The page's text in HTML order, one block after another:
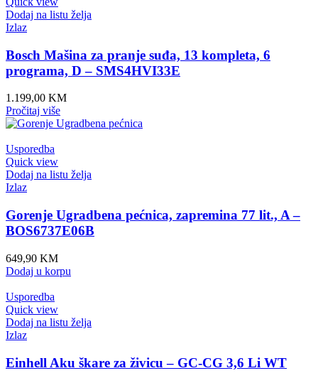
Dodaj na listu želja
Izlaz
Bosch Mašina za pranje suđa, 13 kompleta, 6
programa, D – SMS4HVI33E
1.199,00 KM
Pročitaj više
Usporedba
Quick view
Dodaj na listu želja
Izlaz
Gorenje Ugradbena pećnica, zapremina 77 lit., A –
BOS6737E06B
649,90 KM
Dodaj u korpu
Usporedba
Quick view
Dodaj na listu želja
Izlaz
Einhell Aku škare za živicu – GC-CG 3,6 Li WT